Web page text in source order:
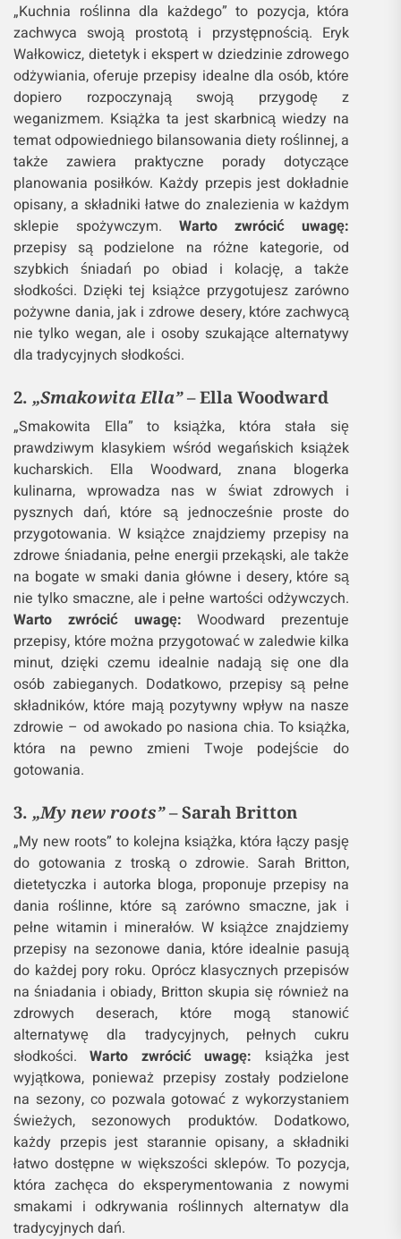
„Kuchnia roślinna dla każdego” to pozycja, która
zachwyca swoją prostotą i przystępnością. Eryk
Wałkowicz, dietetyk i ekspert w dziedzinie zdrowego
odżywiania, oferuje przepisy idealne dla osób, które
dopiero rozpoczynają swoją przygodę z
weganizmem. Książka ta jest skarbnicą wiedzy na
temat odpowiedniego bilansowania diety roślinnej, a
także zawiera praktyczne porady dotyczące
planowania posiłków. Każdy przepis jest dokładnie
opisany, a składniki łatwe do znalezienia w każdym
sklepie spożywczym.Warto zwrócić uwagę:
przepisy są podzielone na różne kategorie, od
szybkich śniadań po obiad i kolację, a także
słodkości. Dzięki tej książce przygotujesz zarówno
pożywne dania, jak i zdrowe desery, które zachwycą
nie tylko wegan, ale i osoby szukające alternatywy
dla tradycyjnych słodkości.
2. „Smakowita Ella”– Ella Woodward
„Smakowita Ella” to książka, która stała się
prawdziwym klasykiem wśród wegańskich książek
kucharskich. Ella Woodward, znana blogerka
kulinarna, wprowadza nas w świat zdrowych i
pysznych dań, które są jednocześnie proste do
przygotowania. W książce znajdziemy przepisy na
zdrowe śniadania, pełne energii przekąski, ale także
na bogate w smaki dania główne i desery, które są
nie tylko smaczne, ale i pełne wartości odżywczych.
Warto zwrócić uwagę: Woodward prezentuje
przepisy, które można przygotować w zaledwie kilka
minut, dzięki czemu idealnie nadają się one dla
osób zabieganych. Dodatkowo, przepisy są pełne
składników, które mają pozytywny wpływ na nasze
zdrowie – od awokado po nasiona chia. To książka,
która na pewno zmieni Twoje podejście do
gotowania.
3. „My new roots”– Sarah Britton
„My new roots” to kolejna książka, która łączy pasję
do gotowania z troską o zdrowie. Sarah Britton,
dietetyczka i autorka bloga, proponuje przepisy na
dania roślinne, które są zarówno smaczne, jak i
pełne witamin i minerałów. W książce znajdziemy
przepisy na sezonowe dania, które idealnie pasują
do każdej pory roku. Oprócz klasycznych przepisów
na śniadania i obiady, Britton skupia się również na
zdrowych deserach, które mogą stanowić
alternatywę dla tradycyjnych, pełnych cukru
słodkości.Warto zwrócić uwagę: książka jest
wyjątkowa, ponieważ przepisy zostały podzielone
na sezony, co pozwala gotować z wykorzystaniem
świeżych, sezonowych produktów. Dodatkowo,
każdy przepis jest starannie opisany, a składniki
łatwo dostępne w większości sklepów. To pozycja,
która zachęca do eksperymentowania z nowymi
smakami i odkrywania roślinnych alternatyw dla
tradycyjnych dań.